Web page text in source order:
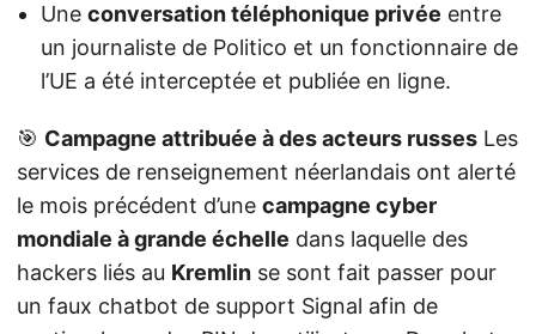
Une conversation téléphonique privée entre
un journaliste de Politico et un fonctionnaire de
l’UE a été interceptée et publiée en ligne.
🎯 Campagne attribuée à des acteurs russes Les
services de renseignement néerlandais ont alerté
le mois précédent d’une campagne cyber
mondiale à grande échelle dans laquelle des
hackers liés au Kremlin se sont fait passer pour
un faux chatbot de support Signal afin de